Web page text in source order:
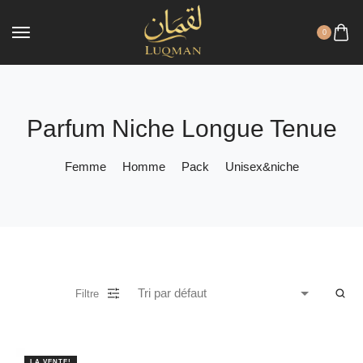
0
Parfum Niche Longue Tenue
Femme Homme Pack Unisex&niche
Filtre